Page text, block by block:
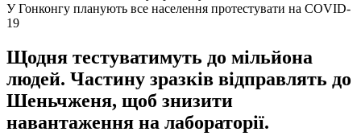
У Гонконгу планують все населення протестувати на COVID-
19
Щодня тестуватимуть до мільйона
людей. Частину зразків відправлять до
Шеньчженя, щоб знизити
навантаження на лабораторії.